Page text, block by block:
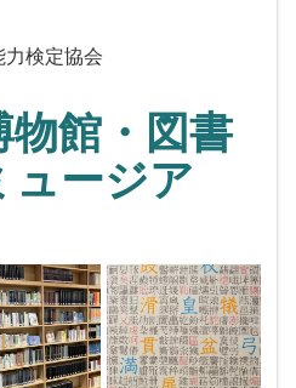
検定協会
物館・図書
ュージア